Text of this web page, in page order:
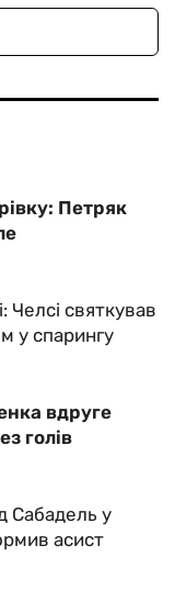
Петряк
Челсі святкував
у спарингу
вдруге
голів
Сабадель у
асист